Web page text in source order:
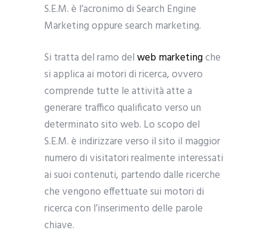
S.E.M. è l’acronimo di Search Engine
Marketing oppure search marketing.
Si tratta del ramo delweb marketingche
si applica ai motori di ricerca, ovvero
comprende tutte le attività atte a
generare traffico qualificato verso un
determinato sito web. Lo scopo del
S.E.M. è indirizzare verso il sito il maggior
numero di visitatori realmente interessati
ai suoi contenuti, partendo dalle ricerche
che vengono effettuate sui motori di
ricerca con l’inserimento delle parole
chiave.